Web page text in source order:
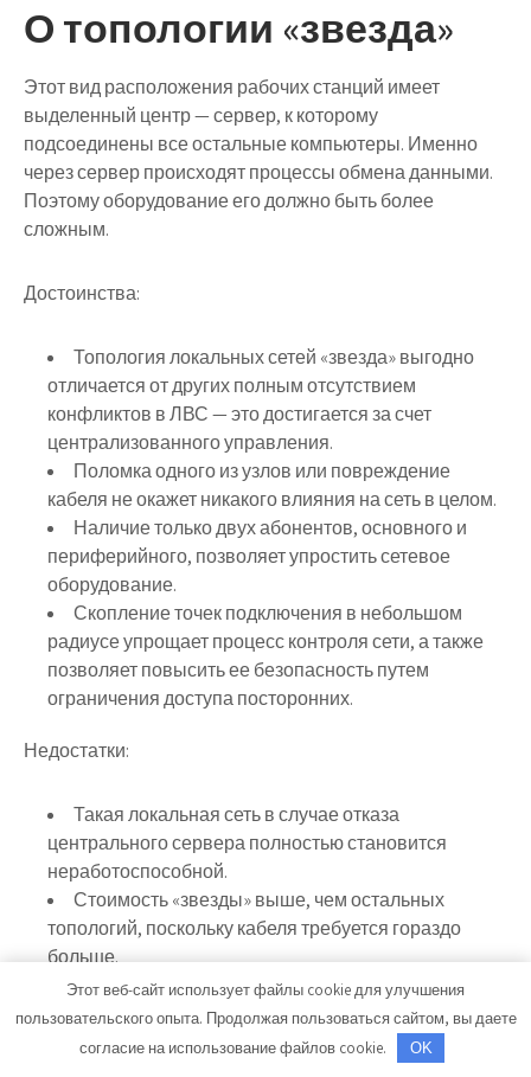
О топологии «звезда»
Этот вид расположения рабочих станций имеет
выделенный центр — сервер, к которому
подсоединены все остальные компьютеры. Именно
через сервер происходят процессы обмена данными.
Поэтому оборудование его должно быть более
сложным.
Достоинства:
Топология локальных сетей «звезда» выгодно
отличается от других полным отсутствием
конфликтов в ЛВС — это достигается за счет
централизованного управления.
Поломка одного из узлов или повреждение
кабеля не окажет никакого влияния на сеть в целом.
Наличие только двух абонентов, основного и
периферийного, позволяет упростить сетевое
оборудование.
Скопление точек подключения в небольшом
радиусе упрощает процесс контроля сети, а также
позволяет повысить ее безопасность путем
ограничения доступа посторонних.
Недостатки:
Такая локальная сеть в случае отказа
центрального сервера полностью становится
неработоспособной.
Стоимость «звезды» выше, чем остальных
топологий, поскольку кабеля требуется гораздо
больше.
Топология «шина»:
просто и дешево
Этот веб-сайт использует файлы cookie для улучшения
пользовательского опыта. Продолжая пользоваться сайтом, вы даете
согласие на использование файлов cookie.
OK